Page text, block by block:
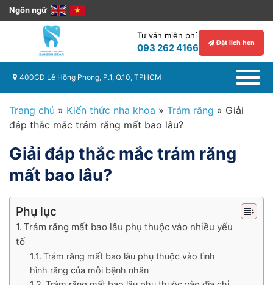
Ngôn ngữ
Tư vấn miễn phí
093 262 4166 Đặt lịch hẹn
400CD Lê Hồng Phong, P.1, Q.10, TPHCM
Trang chủ » Kiến thức nha khoa » Trám răng » Giải
đáp thắc mắc trám răng mất bao lâu?
Giải đáp thắc mắc trám răng
mất bao lâu?
Phụ lục
Trám răng mất bao lâu phụ thuộc vào nhiều yếu
tố
Trám răng mất bao lâu phụ thuộc vào tình
hình răng của mỗi bệnh nhân